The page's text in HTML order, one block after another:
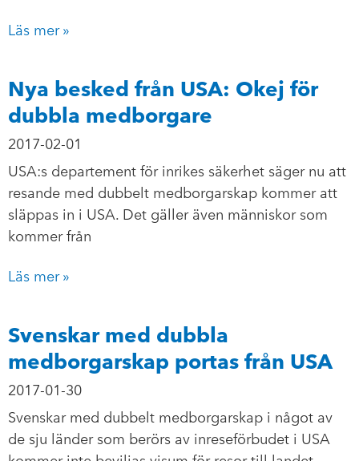
Läs mer »
Nya besked från USA: Okej för
dubbla medborgare
2017-02-01
USA:s departement för inrikes säkerhet säger nu att
resande med dubbelt medborgarskap kommer att
släppas in i USA. Det gäller även människor som
kommer från
Läs mer »
Svenskar med dubbla
medborgarskap portas från USA
2017-01-30
Svenskar med dubbelt medborgarskap i något av
de sju länder som berörs av inreseförbudet i USA